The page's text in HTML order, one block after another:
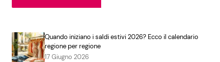
Quando iniziano i saldi estivi 2026? Ecco il calendario
regione per regione
17 Giugno 2026